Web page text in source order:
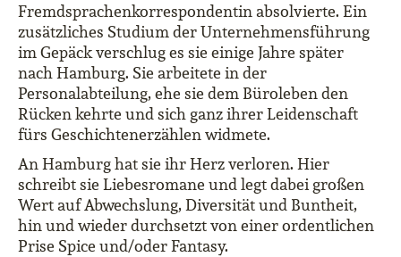
Fremdsprachenkorrespondentin absolvierte. Ein
zusätzliches Studium der Unternehmensführung
im Gepäck verschlug es sie einige Jahre später
nach Hamburg. Sie arbeitete in der
Personalabteilung, ehe sie dem Büroleben den
Rücken kehrte und sich ganz ihrer Leidenschaft
fürs Geschichtenerzählen widmete.
An Hamburg hat sie ihr Herz verloren. Hier
schreibt sie Liebesromane und legt dabei großen
Wert auf Abwechslung, Diversität und Buntheit,
hin und wieder durchsetzt von einer ordentlichen
Prise Spice und/oder Fantasy.